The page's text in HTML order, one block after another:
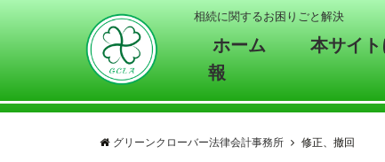
相続に関するお困りごと解決
ホーム 本サイ
報
グリーンクローバー法律会計事務所 修正、撤回